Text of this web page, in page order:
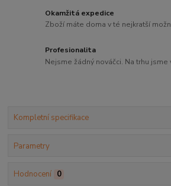
Okamžitá expedice
Zboží máte doma v té nejkratší
Profesionalita
Nejsme žádný nováčci. Na trhu jsme
Kompletní specifikace
Parametry
Hodnocení 0